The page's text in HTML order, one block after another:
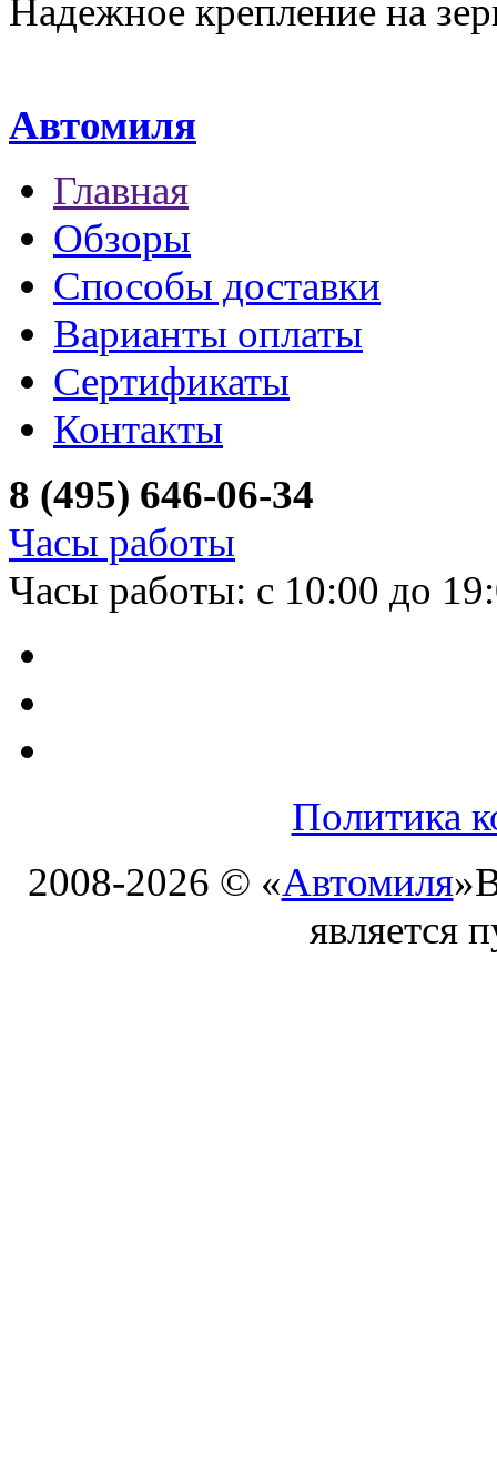
Надежное крепление на
Автомиля
Главная
Обзоры
Способы доставки
Варианты оплаты
Сертификаты
Контакты
8 (495) 646-06-34
Часы работы
Часы работы: с 10:00 до
Политика
2008-2026 © «Автомиля»
является